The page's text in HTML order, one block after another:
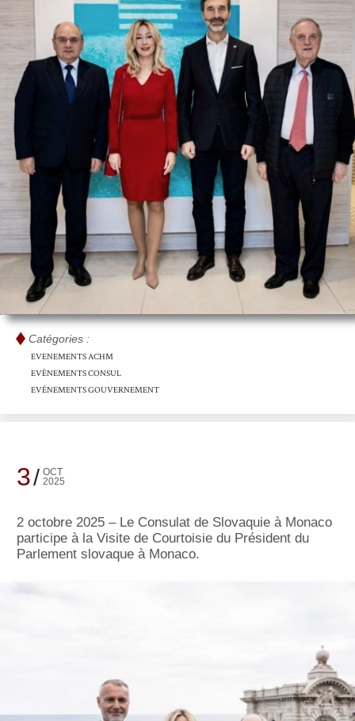
Catégories :
EVENEMENTS ACHM
EVÈNEMENTS CONSUL
EVÈNEMENTS GOUVERNEMENT
3
OCT
2025
2 octobre 2025 – Le Consulat de Slovaquie à Monaco
participe à la Visite de Courtoisie du Président du
Parlement slovaque à Monaco.